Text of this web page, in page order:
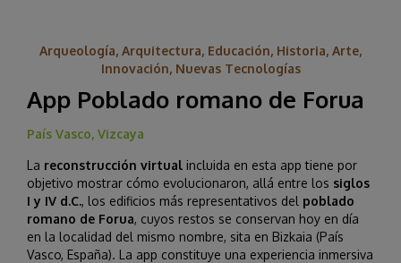
Arqueología, Arquitectura, Educación, Historia, Arte,
Innovación, Nuevas Tecnologías
App Poblado romano de Forua
País Vasco, Vizcaya
La reconstrucción virtual incluida en esta app tiene por
objetivo mostrar cómo evolucionaron, allá entre los siglos
I y IV d.C., los edificios más representativos del poblado
romano de Forua, cuyos restos se conservan hoy en día
en la localidad del mismo nombre, sita en Bizkaia (País
Vasco, España). La app constituye una experiencia inmersiva